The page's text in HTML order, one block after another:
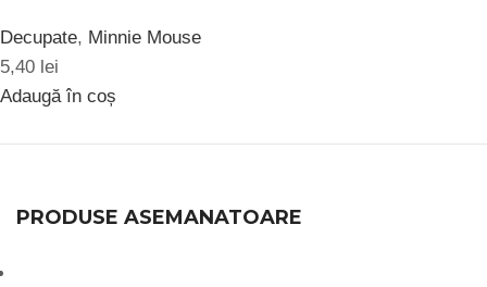
Decupate, Minnie Mouse
5,40 lei
Adaugă în coș
PRODUSE ASEMANATOARE